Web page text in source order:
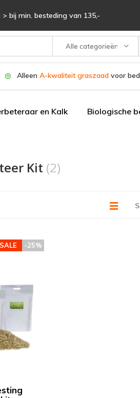
Alle categorieën
> bij min. besteding van 135,-
Alleen A-kwaliteit graszaad voor
en Kalk Biologische
Kit (2)
-25%
SALE